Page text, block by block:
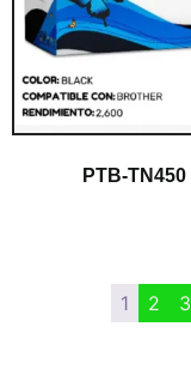
PTB-TN450
1 2 3